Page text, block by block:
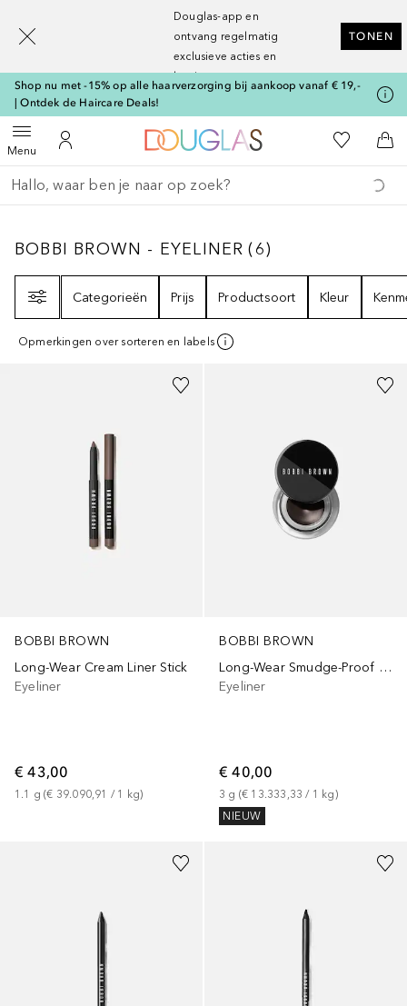
Douglas-app en
ontvang regelmatig
exclusieve acties en
kortingen
TONEN
Shop nu met -15% op alle haarverzorging bij aankoop vanaf € 19,-
| Ontdek de Haircare Deals!
MenuOpen menuNaar Mijn Account
Naar Douglas Home
Naar Mijn
Ga terug
Zoekopdracht uitvoeren
BOBBI BROWN - EYELINER6
BOBBI BROWN - EYELINER (6)
Categorieën
Prijs Productsoort Kleur
Opmerkingen over sorteren en labels
BOBBI BROWN
Long-Wear Cream Liner Stick
Eyeliner
€ 43,00
1.1 g (€ 39.090,91 / 1 kg)
BOBBI BROWN
Long-Wear Smudge-Proof Gel
Eyeliner
€ 40,00
3 g (€ 13.333,33 / 1 kg)
NIEUW
[navigation.slideout.screenreader]